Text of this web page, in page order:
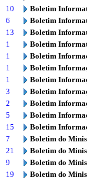
10
Boletim
6
Boletim
13
Boletim
1
Boletim
1
Boletim
1
Boletim
1
Boletim
3
Boletim
2
Boletim
5
Boletim
15
Boletim
7
Boletim do
21
Boletim do
9
Boletim do
19
Boletim do